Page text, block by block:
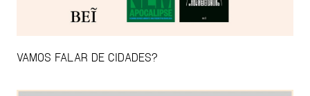
VAMOS FALAR DE CIDADES?